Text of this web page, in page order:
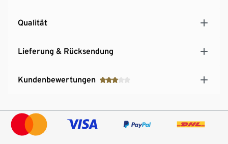
Qualität
Lieferung & Rücksendung
Kundenbewertungen